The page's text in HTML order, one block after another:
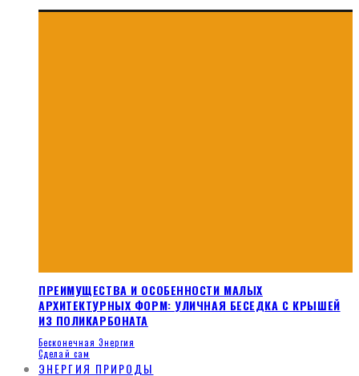
ПРЕИМУЩЕСТВА И ОСОБЕННОСТИ МАЛЫХ
АРХИТЕКТУРНЫХ ФОРМ: УЛИЧНАЯ БЕСЕДКА С КРЫШЕЙ
ИЗ ПОЛИКАРБОНАТА
Бесконечная Энергия
Сделай сам
ЭНЕРГИЯ ПРИРОДЫ